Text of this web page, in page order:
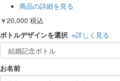
商品の詳細を見る
￥20,000 税込
ボトルデザインを選択 ※詳しく見る
お名前